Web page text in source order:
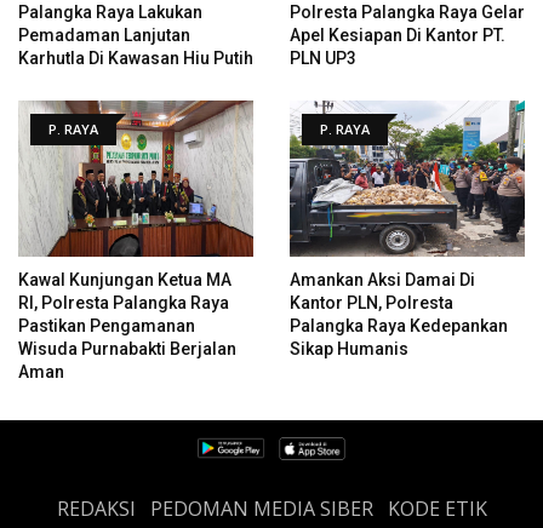
Palangka Raya Lakukan
Pemadaman Lanjutan
Karhutla Di Kawasan Hiu Putih
Polresta Palangka Raya Gelar
Apel Kesiapan Di Kantor PT.
PLN UP3
P. RAYA
Kawal Kunjungan Ketua MA
RI, Polresta Palangka Raya
Pastikan Pengamanan
Wisuda Purnabakti Berjalan
Aman
P. RAYA
Amankan Aksi Damai Di
Kantor PLN, Polresta
Palangka Raya Kedepankan
Sikap Humanis
REDAKSI PEDOMAN MEDIA SIBER
KODE ETIK